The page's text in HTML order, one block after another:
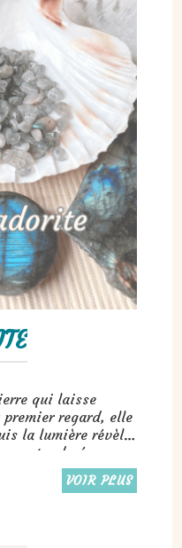
qui laisse
regard, elle
la lumière révèle
verts, dorés ou
VOIR PLUS